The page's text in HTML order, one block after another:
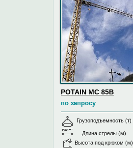
POTAIN MC 85B
по запросу
Грузоподъемность (т)
Длина стрелы (м)
Высота под крюком (м)